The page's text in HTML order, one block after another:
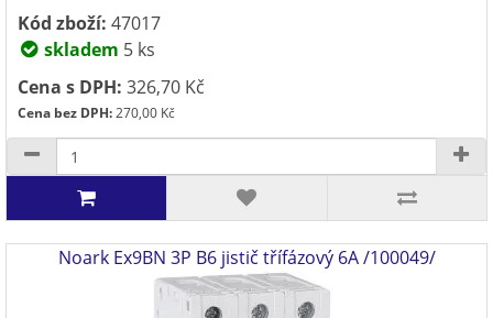
Kód zboží: 47017
skladem 5 ks
Cena s DPH: 326,70 Kč
Cena bez DPH:270,00 Kč
Noark Ex9BN 3P B6 jistič třífázový 6A /100049/